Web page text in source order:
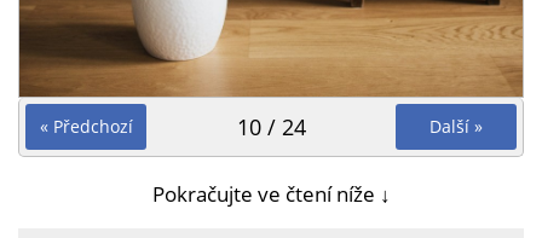
« Předchozí Další »
10 / 24
Pokračujte ve čtení níže ↓